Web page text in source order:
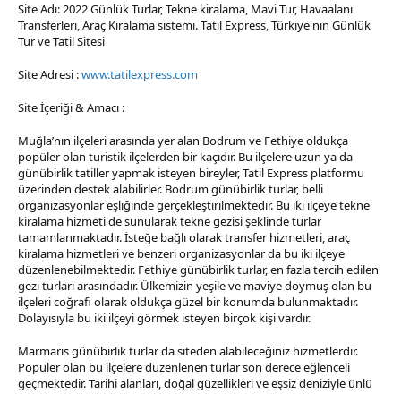
Site Adı: 2022 Günlük Turlar, Tekne kiralama, Mavi Tur, Havaalanı
Transferleri, Araç Kiralama sistemi. Tatil Express, Türkiye'nin Günlük
Tur ve Tatil Sitesi
Site Adresi :www.tatilexpress.com
Site İçeriği & Amacı :
Muğla’nın ilçeleri arasında yer alan Bodrum ve Fethiye oldukça
popüler olan turistik ilçelerden bir kaçıdır. Bu ilçelere uzun ya da
günübirlik tatiller yapmak isteyen bireyler, Tatil Express platformu
üzerinden destek alabilirler. Bodrum günübirlik turlar, belli
organizasyonlar eşliğinde gerçekleştirilmektedir. Bu iki ilçeye tekne
kiralama hizmeti de sunularak tekne gezisi şeklinde turlar
tamamlanmaktadır. İsteğe bağlı olarak transfer hizmetleri, araç
kiralama hizmetleri ve benzeri organizasyonlar da bu iki ilçeye
düzenlenebilmektedir. Fethiye günübirlik turlar, en fazla tercih edilen
gezi turları arasındadır. Ülkemizin yeşile ve maviye doymuş olan bu
ilçeleri coğrafi olarak oldukça güzel bir konumda bulunmaktadır.
Dolayısıyla bu iki ilçeyi görmek isteyen birçok kişi vardır.
Marmaris günübirlik turlar da siteden alabileceğiniz hizmetlerdir.
Popüler olan bu ilçelere düzenlenen turlar son derece eğlenceli
geçmektedir. Tarihi alanları, doğal güzellikleri ve eşsiz deniziyle ünlü